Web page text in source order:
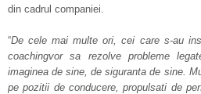
din cadrul companiei.
“De cele mai multe ori, cei care s-au
coachingvor sa rezolve probleme
imaginea de sine, de siguranta de sine.
pe pozitii de conducere, propulsati de